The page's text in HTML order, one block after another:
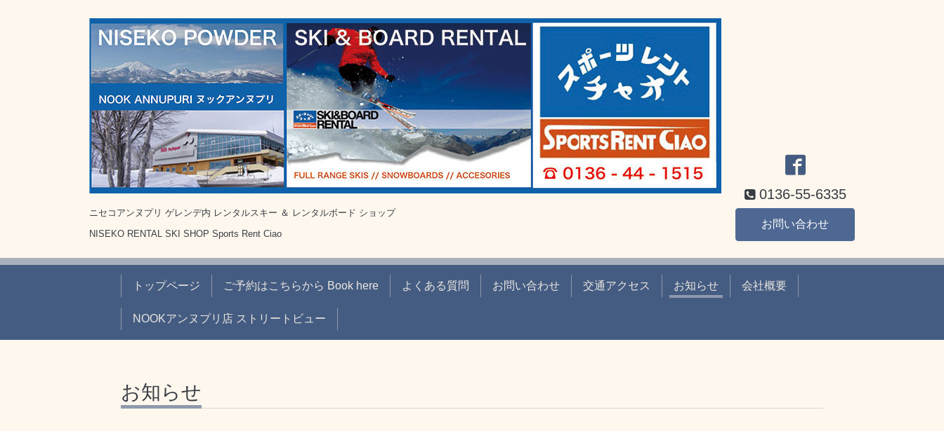
ニセコアンヌプリ ゲレンデ内 レンタルスキー ＆ レンタルボード ショップ
NISEKO RENTAL SKI SHOP Sports Rent Ciao
0136-55-6335
お問い合わせ
トップページ ご予約はこちらから Book here よくある質問 お問い合わせ 交通アクセス お知らせ 会社概要
NOOKアンヌプリ店 ストリートビュー
お知らせ